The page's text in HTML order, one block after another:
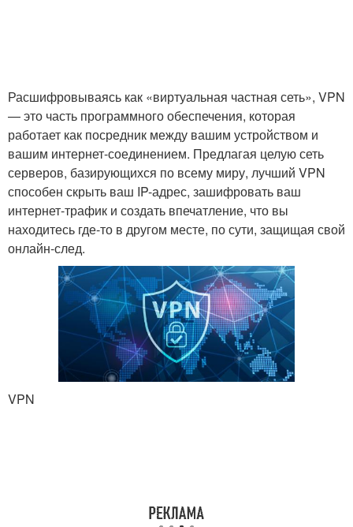
Расшифровываясь как «виртуальная частная сеть», VPN
— это часть программного обеспечения, которая
работает как посредник между вашим устройством и
вашим интернет-соединением. Предлагая целую сеть
серверов, базирующихся по всему миру, лучший VPN
способен скрыть ваш IP-адрес, зашифровать ваш
интернет-трафик и создать впечатление, что вы
находитесь где-то в другом месте, по сути, защищая свой
онлайн-след.
VPN